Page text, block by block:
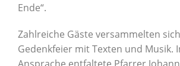
Ende“.
Zahlreiche Gäste versammelten
Gedenkfeier mit Texten und Musik.
Ansprache entfaltete Pfarrer